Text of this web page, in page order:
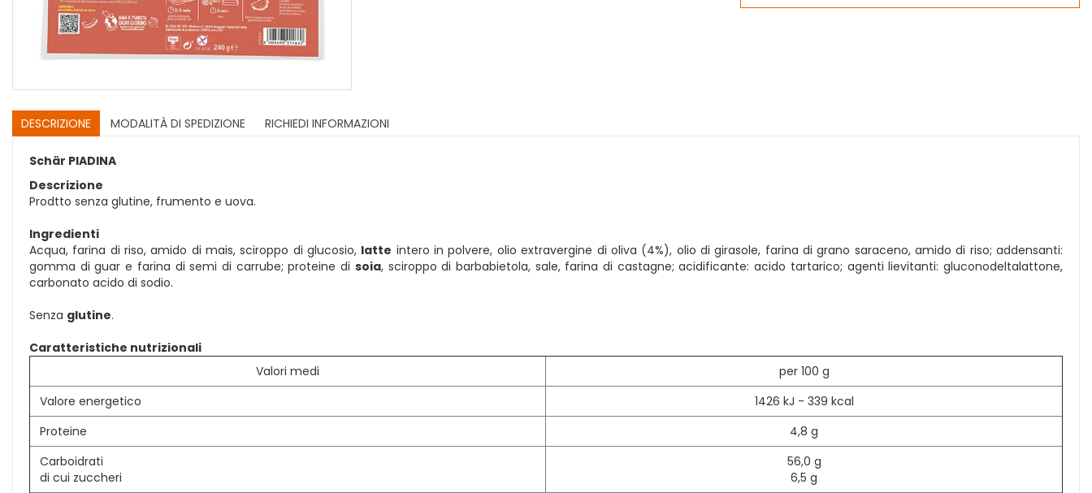
DESCRIZIONE MODALITÀ DI SPEDIZIONE RICHIEDI INFORMAZIONI
Schär PIADINA
Descrizione
Prodtto senza glutine, frumento e uova.
Ingredienti
Acqua, farina di riso, amido di mais, sciroppo di glucosio, latte intero in polvere, olio extravergine di oliva (4%), olio di girasole, farina di grano saraceno, amido di riso; addensanti:
gomma di guar e farina di semi di carrube; proteine di soia, sciroppo di barbabietola, sale, farina di castagne; acidificante: acido tartarico; agenti lievitanti: gluconodeltalattone,
carbonato acido di sodio.
Senza glutine.
Caratteristiche nutrizionali
Valori medi
per 100 g
Valore energetico
1426 kJ - 339 kcal
Proteine
4,8 g
Carboidrati
di cui zuccheri
56,0 g
6,5 g